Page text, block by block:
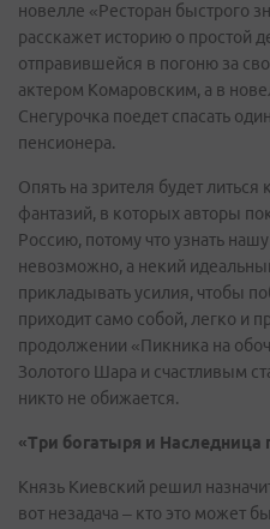
новелле «Ресторан быстрого
расскажет историю о простой
отправившейся в погоню за
актером Комаровским, а в
Снегурочка поедет спасать
пенсионера.
Опять на зрителя будет
фантазий, в которых авторы
Россию, потому что узнать
невозможно, а некий
прикладывать усилия, чтобы
приходит само собой, легко и
продолжении «Пикника на
Золотого Шара и счастливым
никто не обижается.
«Три богатыря и Наследница
Князь Киевский решил
вот незадача – кто это может